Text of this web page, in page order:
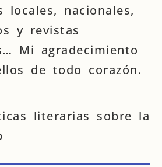
locales, nacionales,
y revistas
Mi agradecimiento
de todo corazón.
literarias sobre la